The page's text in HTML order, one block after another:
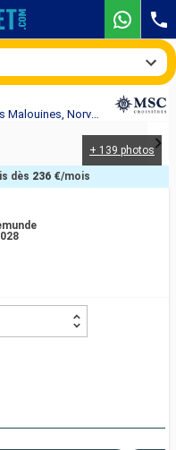
Croisière MSC Splendida : Allemagne, Îles Malouines, Norvège, Danemark au départ de Warnemunde
+ 139 photos
dès 236 €/mois
Compagnies